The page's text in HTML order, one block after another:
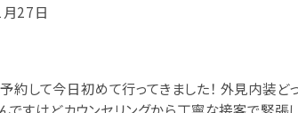
27日
して今日初めて行ってきました！ 外見内装ど